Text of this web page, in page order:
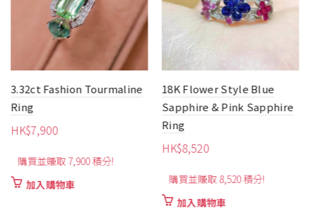
3.32ct Fashion Tourmaline
Ring
HK$7,900
購買並賺取 7,900 積分!
加入購物車
18K Flower Style Blue
Sapphire & Pink Sapphire
Ring
HK$8,520
購買並賺取 8,520 積分!
加入購物車